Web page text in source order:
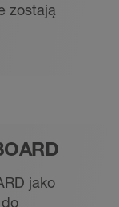
zostają
jako